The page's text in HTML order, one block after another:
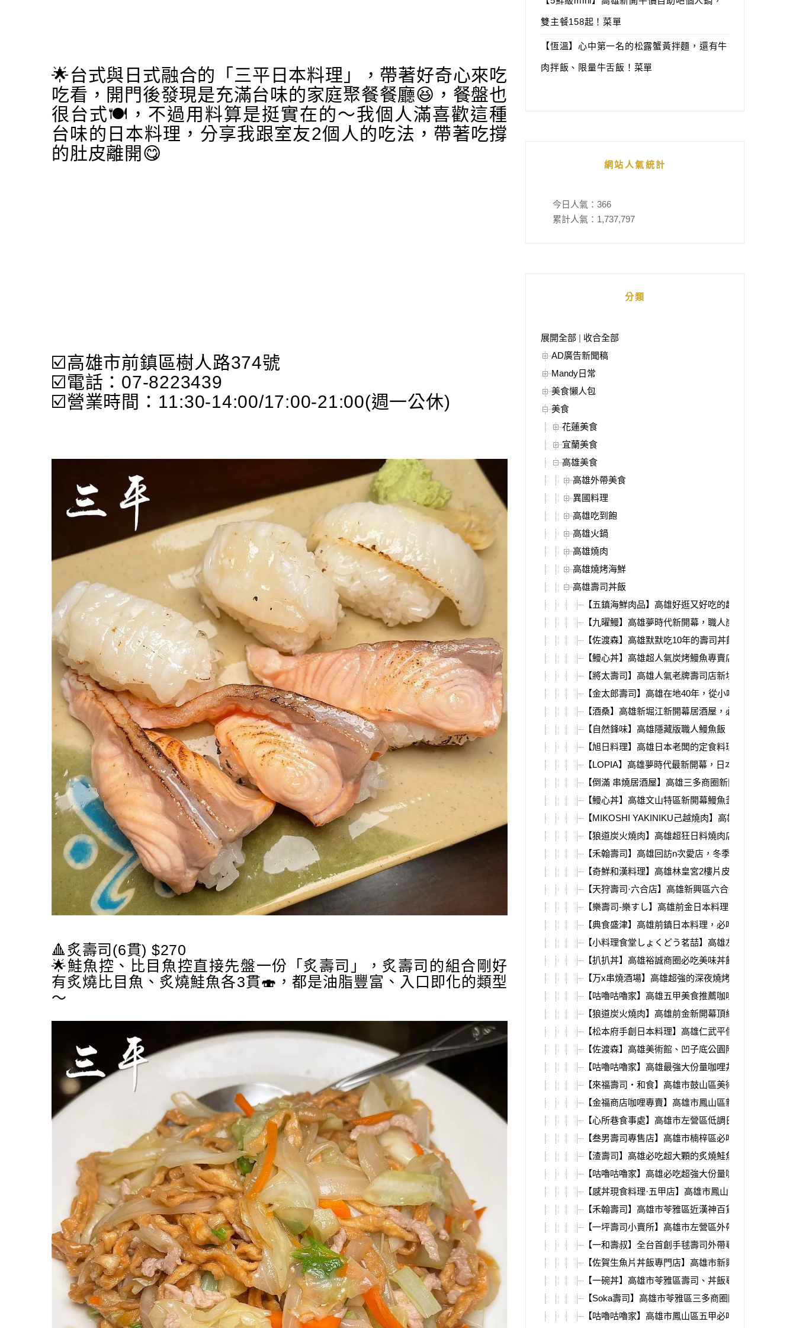
🌟台式與日式融合的「三平日本料理」，帶著好奇心來吃
吃看，開門後發現是充滿台味的家庭聚餐餐廳😆，餐盤也
很台式🍽，不過用料算是挺實在的～我個人滿喜歡這種
台味的日本料理，分享我跟室友2個人的吃法，帶著吃撐
的肚皮離開😋
☑️高雄市前鎮區樹人路374號
☑️電話：07-8223439
☑️營業時間：11:30-14:00/17:00-21:00(週一公休)
🔺炙壽司(6貫) $270
🌟鮭魚控、比目魚控直接先盤一份「炙壽司」，炙壽司的組合剛好
有炙燒比目魚、炙燒鮭魚各3貫🍣，都是油脂豐富、入口即化的類型
～
雙主餐158起！菜單
【恆溫】心中第一名的松露蟹黃拌麵，還有牛
肉拌飯、限量牛舌飯！菜單
網站人氣統計
今日人氣： 366
累計人氣： 1,737,797
分類
展開全部 | 收合全部
AD廣告新聞稿
Mandy日常
美食懶人包
美食
花蓮美食
宜蘭美食
高雄美食
高雄外帶美食
異國料理
高雄吃到飽
高雄火鍋
高雄燒肉
高雄燒烤海鮮
高雄壽司丼飯
【五鎮海鮮肉品】高雄好逛又好吃的超市，活體海鮮
【九曜鰻】高雄夢時代新開幕，職人炭烤鰻魚飯、丼
【佐渡森】高雄默默吃10年的壽司丼飯，就在凹子底
【鰻心丼】高雄超人氣炭烤鰻魚專賣店，黑鮪魚季最
【將太壽司】高雄人氣老牌壽司店新址，必吃大塊魚
【金太郎壽司】高雄在地40年，從小吃到大的平價壽
【酒桑】高雄新堀江新開幕居酒屋，必吃松露飯糰、
【自然鋒味】高雄隱藏版職人鰻魚飯，超霸氣極盛炙
【旭日料理】高雄日本老闆的定食料理，餐點超豐盛
【LOPIA】高雄夢時代最新開幕，日本A5和牛、和歌
【倒滿 串燒居酒屋】高雄三多商圈新開幕，7月握壽
【鰻心丼】高雄文山特區新開幕鰻魚釜飯，超多料海
【MIKOSHI YAKINIKU己越燒肉】高雄必吃頂級燒肉
【狼道炭火燒肉】高雄超狂日料燒肉店，頂級食材、
【禾翰壽司】高雄回訪n次愛店，冬季新推出鴨胸雞
【奇鮮和漢料理】高雄林皇宮2樓片皮烤鴨餐廳，龍
【天狩壽司·六合店】高雄新興區六合夜市附近，新開
【樂壽司-樂すし】高雄前金日本料理，必吃美味日式
【典食盛津】高雄前鎮日本料理，必吃生魚丼飯、壽
【小料理食堂しょくどう茗喆】高雄左營必吃深夜食
【扒扒丼】高雄裕誠商圈必吃美味丼飯，新推出外送
【万x串燒酒場】高雄超強的深夜燒烤居酒屋，必點
【咕嚕咕嚕家】高雄五甲美食推薦咖哩飯、丼飯，必
【狼道炭火燒肉】高雄前金新開幕頂級燒肉店，活體
【松本府手創日本料理】高雄仁武平價、大份量日料
【佐渡森】高雄美術館、凹子底公園附近，大份量又
【咕嚕咕嚕家】高雄最強大份量咖哩丼飯，16週年慶
【來福壽司‧和食】高雄市鼓山區美術館日式料理，
【金福商店咖哩專賣】高雄市鳳山區新開幕的日式咖
【心所巷食事處】高雄市左營區低調日式料理，必吃
【叁男壽司專售店】高雄市楠梓區必吃日式料理，裝
【渣壽司】高雄必吃超大顆的炙燒鮭魚壽司，干貝、
【咕嚕咕嚕家】高雄必吃超強大份量咖哩&丼飯，又
【感丼現食料理·五甲店】高雄市鳳山區新開幕，份量
【禾翰壽司】高雄市苓雅區近漢神百貨日本料理，必
【一坪壽司小賣所】高雄市左營區外帶壽司專賣店，
【一和壽叔】全台首創手毬壽司外帶專賣店，端午節
【佐賀生魚片丼飯專門店】高雄市新興區大份量日料
【一碗丼】高雄市苓雅區壽司、丼飯專賣店，炙燒鮭
【Soka壽司】高雄市苓雅區三多商圈隱藏版日料，鮭
【咕嚕咕嚕家】高雄市鳳山區五甲必吃，富士山咖哩